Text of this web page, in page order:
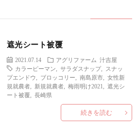
遮光シート被覆
2021.07.14 アグリファーム
汁吉屋
カラーピーマン
サラダスナップ,
スナッ
プエンドウ
ブロッコリー 南島原市, 女性新
規就農者, 新規就農者, 梅雨明け2021
遮光シ
ート被覆, 長崎県
続きを読む